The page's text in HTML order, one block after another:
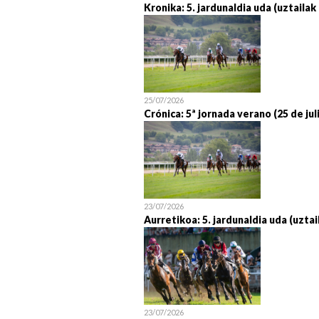
Kronika: 5. jardunaldia uda (uztailak
25/07/2026
Crónica: 5ª jornada verano (25 de
23/07/2026
Aurretikoa: 5. jardunaldia uda
23/07/2026